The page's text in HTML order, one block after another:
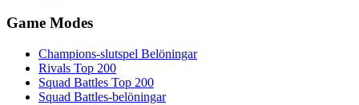
Game Modes
Champions-slutspel Belöningar
Rivals Top 200
Squad Battles Top 200
Squad Battles-belöningar